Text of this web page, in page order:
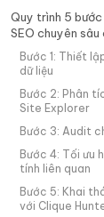
Quy trình 5
SEO chuyên sâu
Bước 1: Thiết
dữ liệu
Bước 2: Phân
Site Explorer
Bước 3: Audit
Bước 4: Tối ưu
tính liên quan
Bước 5: Khai
với Clique